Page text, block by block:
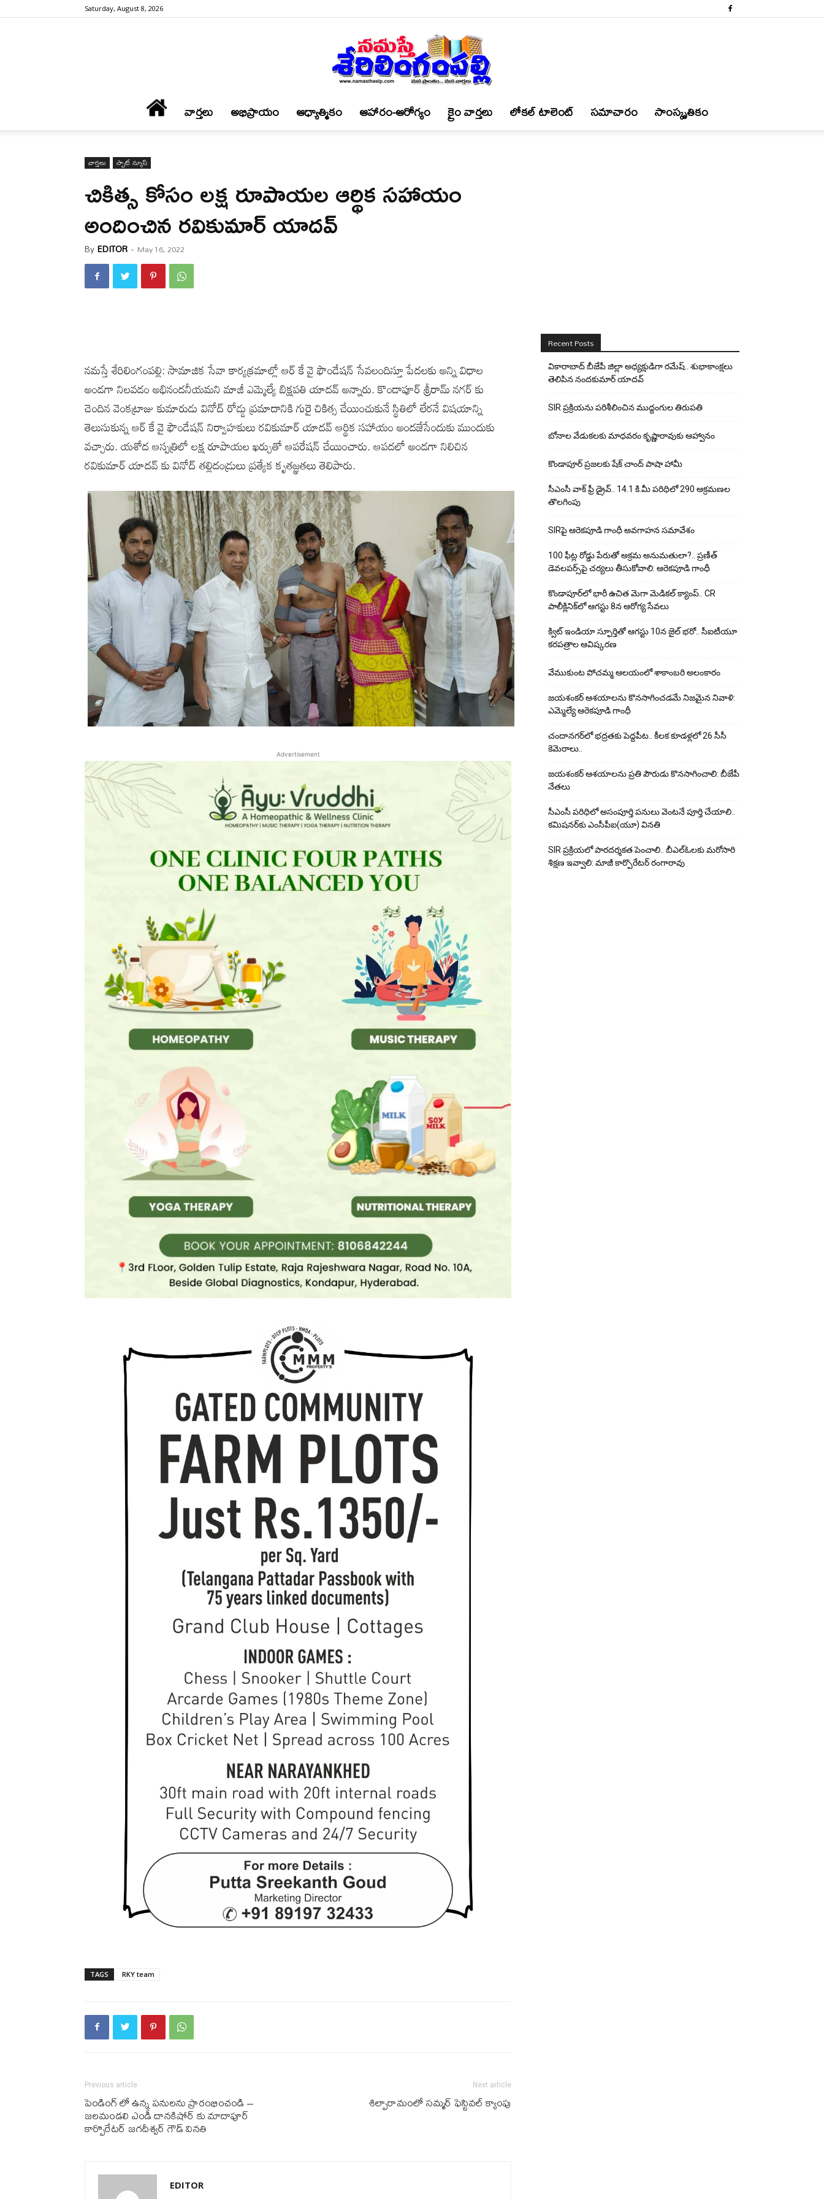
Saturday, August 8, 2026
శేరిలింగంపల్లి
వార్త‌లు అభిప్రాయం ఆధ్యాత్మికం ఆహారం-ఆరోగ్యం క్రైం వార్త‌లు లోకల్ టాలెంట్ స‌మాచారం సాంస్కృతికం
వార్త‌లు స్పాట్ న్యూస్
చికిత్స కోసం లక్ష రూపాయల ఆర్థిక సహాయం
అందించిన రవికుమార్ యాదవ్
ByEDITOR - May 16, 2022
నమస్తే శేరిలింగంపల్లి: సామాజిక సేవా కార్యక్రమాల్లో ఆర్ కే వై ఫౌండేషన్ సేవలందిస్తూ పేదలకు అన్ని విధాల
అండగా నిలవడం అభినందనీయమని మాజీ ఎమ్మెల్యే బిక్షపతి యాదవ్ అన్నారు. కొండాపూర్ శ్రీరామ్ నగర్ కు
చెందిన వెంకట్రాజు కుమారుడు వినోద్ రోడ్డు ప్రమాదానికి గురై చికిత్స చేయించుకునే స్థితిలో లేరనే విషయాన్ని
తెలుసుకున్న ఆర్ కే వై ఫౌండేషన్ నిర్వాహకులు రవికుమార్ యాదవ్ ఆర్థిక సహాయం అందజేసేందుకు ముందుకు
వచ్చారు. యశోద ఆస్పత్రిలో లక్ష రూపాయల ఖర్చుతో ఆపరేషన్ చేయించారు. ఆపదలో అండగా నిలిచిన
రవికుమార్ యాదవ్ కు వినోద్ తల్లిదండ్రులు ప్రత్యేక కృతజ్ఞతలు తెలిపారు.
Advertisement
TAGS RKY team
Previous article
పెండింగ్ లో ఉన్న పనులను ప్రారంభించండి –
జలమండలి ఎండీ దానకిషోర్ కు మాదాపూర్
కార్పొరేటర్ జగదీశ్వర్ గౌడ్ వినతి
Next article
శిల్పారామంలో సమ్మర్ ఫెస్టివల్ క్యాంపు
EDITOR
Recent Posts
వికారాబాద్ బీజేపీ జిల్లా అధ్యక్షుడిగా రమేష్‌.. శుభాకాంక్షలు
తెలిపిన నందకుమార్ యాదవ్
SIR ప్రక్రియను పరిశీలించిన ముద్దంగుల తిరుపతి
బోనాల వేడుకలకు మాధవరం కృష్ణారావుకు ఆహ్వానం
కొండాపూర్ ప్రజలకు షేక్ చాంద్ పాషా హామీ
సీఎంసీ వాక్ ఫ్రీ డ్రైవ్.. 14.1 కి.మీ పరిధిలో 290 ఆక్రమణల
తొలగింపు
SIRపై ఆరెకపూడి గాంధీ అవగాహన సమావేశం
100 ఫీట్ల రోడ్డు పేరుతో అక్రమ అనుమతులా?.. ప్రణీత్
డెవలపర్స్‌పై చర్యలు తీసుకోవాలి: ఆరెకపూడి గాంధీ
కొండాపూర్‌లో భారీ ఉచిత మెగా మెడికల్ క్యాంప్.. CR
పాలీక్లినిక్‌లో ఆగస్టు 8న ఆరోగ్య సేవలు
క్విట్ ఇండియా స్ఫూర్తితో ఆగస్టు 10న జైల్ భరో.. సీఐటీయూ
కరపత్రాల ఆవిష్కరణ
వేముకుంట పోచమ్మ ఆలయంలో శాకాంబరి అలంకారం
జయశంకర్ ఆశయాలను కొనసాగించడమే నిజమైన నివాళి:
ఎమ్మెల్యే ఆరెక‌పూడి గాంధీ
చందానగర్‌లో భద్రతకు పెద్దపీట.. కీలక కూడళ్లలో 26 సీసీ
కెమెరాలు..
జయశంకర్ ఆశయాలను ప్రతి పౌరుడు కొనసాగించాలి: బీజేపీ
నేతలు
సీఎంసీ పరిధిలో అసంపూర్తి పనులు వెంటనే పూర్తి చేయాలి..
కమిషనర్‌కు ఎంసీపీఐ(యూ) వినతి
SIR ప్రక్రియలో పారదర్శకత పెంచాలి.. బీఎల్ఓలకు మరోసారి
శిక్షణ ఇవ్వాలి: మాజీ కార్పొరేటర్ రంగారావు